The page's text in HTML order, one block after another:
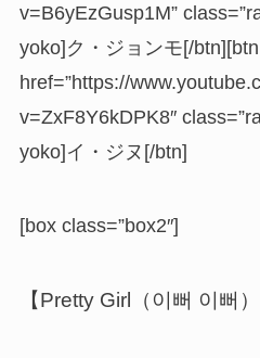
v=B6yEzGusp1M”
yoko]ク・ジョンモ[/btn][btn
href=”https://
v=ZxF8Y6kDPK8″
yoko]イ・ジヌ[/btn]
[box class=”box2″]
【Pretty Girl（이뻐 이뻐